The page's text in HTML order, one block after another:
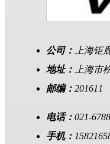
公司：
上海钜
地址：
上海市
邮编： 201611
电话： 021-
手机：